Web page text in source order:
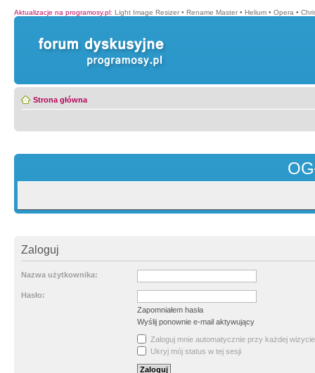
Aktualizacje na programosy.pl: Light Image Resizer • Rename Master • Helium • Opera •
Strona główna
Zaloguj
Nazwa użytkownika:
Hasło:
Zapomniałem hasła
Wyślij ponownie e-mail aktywujący
Zaloguj mnie automatycznie przy każdej wizycie
Ukryj mój status w tej sesji